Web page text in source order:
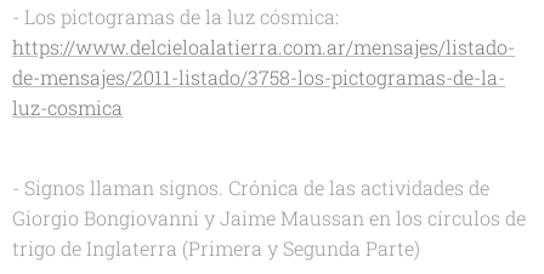
- Los pictogramas de la luz cósmica:
https://www.delcieloalatierra.com.ar/mensajes/listado-
de-mensajes/2011-listado/3758-los-pictogramas-de-la-
luz-cosmica
- Signos llaman signos. Crónica de las actividades de
Giorgio Bongiovanni y Jaime Maussan en los círculos de
trigo de Inglaterra (Primera y Segunda Parte)